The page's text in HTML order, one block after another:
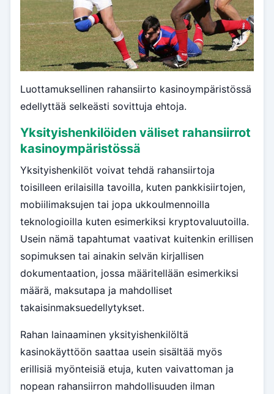
Luottamuksellinen rahansiirto kasinoympäristössä
edellyttää selkeästi sovittuja ehtoja.
Yksityishenkilöiden väliset rahansiirrot
kasinoympäristössä
Yksityishenkilöt voivat tehdä rahansiirtoja
toisilleen erilaisilla tavoilla, kuten pankkisiirtojen,
mobiilimaksujen tai jopa ukkoulmennoilla
teknologioilla kuten esimerkiksi kryptovaluutoilla.
Usein nämä tapahtumat vaativat kuitenkin erillisen
sopimuksen tai ainakin selvän kirjallisen
dokumentaation, jossa määritellään esimerkiksi
määrä, maksutapa ja mahdolliset
takaisinmaksuedellytykset.
Rahan lainaaminen yksityishenkilöltä
kasinokäyttöön saattaa usein sisältää myös
erillisiä myönteisiä etuja, kuten vaivattoman ja
nopean rahansiirron mahdollisuuden ilman